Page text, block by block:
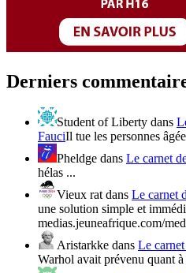
Derniers
Student of Liberty dans
FauciIl tue les personnes
Pheldge dans Le carnet
hélas ...
Vieux ratdans Le carnet
une solution simple et
medias.jeuneafrique.com/
Aristarkke dans Le
Warhol avait prévenu quant